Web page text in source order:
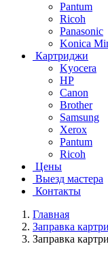
Pantum
Ricoh
Panasonic
Konica
Картриджи
Kyocera
HP
Canon
Brother
Samsung
Xerox
Pantum
Ricoh
Цены
Выезд мастера
Контакты
Главная
Заправка
Заправка